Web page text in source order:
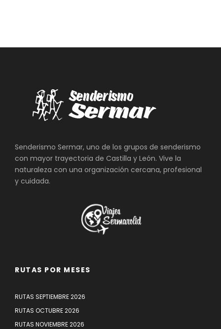
Senderismo Sermar, uno de los grupos de senderismo
con mayor trayectoria de Castilla y León. Vive la
naturaleza con una organización cercana, profesional
y cuidada.
RUTAS POR MESES
RUTAS SEPTIEMBRE 2026
RUTAS OCTUBRE 2026
RUTAS NOVIEMBRE 2026